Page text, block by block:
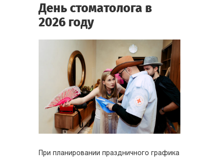
День стоматолога в
2026 году
При планировании праздничного графика